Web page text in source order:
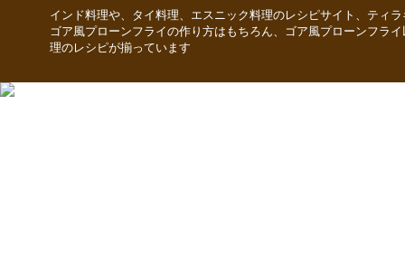
インド料理や、タイ料理、エスニック料理のレシピサイト、ティ
ゴア風プローンフライの作り方はもちろん、ゴア風プローンフラ
理のレシピが揃っています